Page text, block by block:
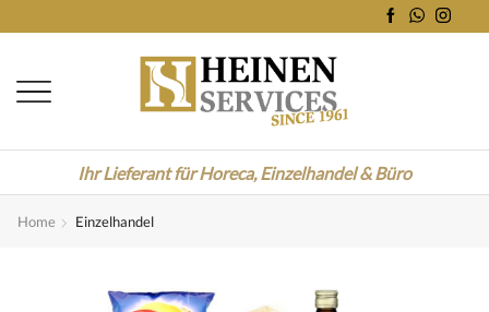
Ihr Lieferant für Horeca, Einzelhandel & Büro
Home Einzelhandel